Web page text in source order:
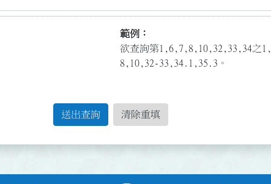
範例：
欲查詢第1,6,7,8,10,32,33,34之
8,10,32-33,34.1,35.3。
送出查詢 清除重填